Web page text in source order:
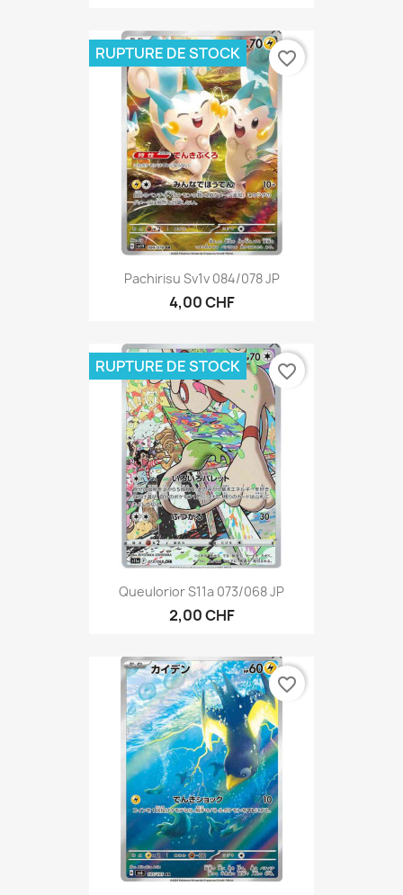
Pachirisu Sv1v 084/078 JP
4,00 CHF
RUPTURE DE STOCK favorite_border
Queulorior S11a 073/068 JP
2,00 CHF
RUPTURE DE STOCK favorite_border
favorite_border